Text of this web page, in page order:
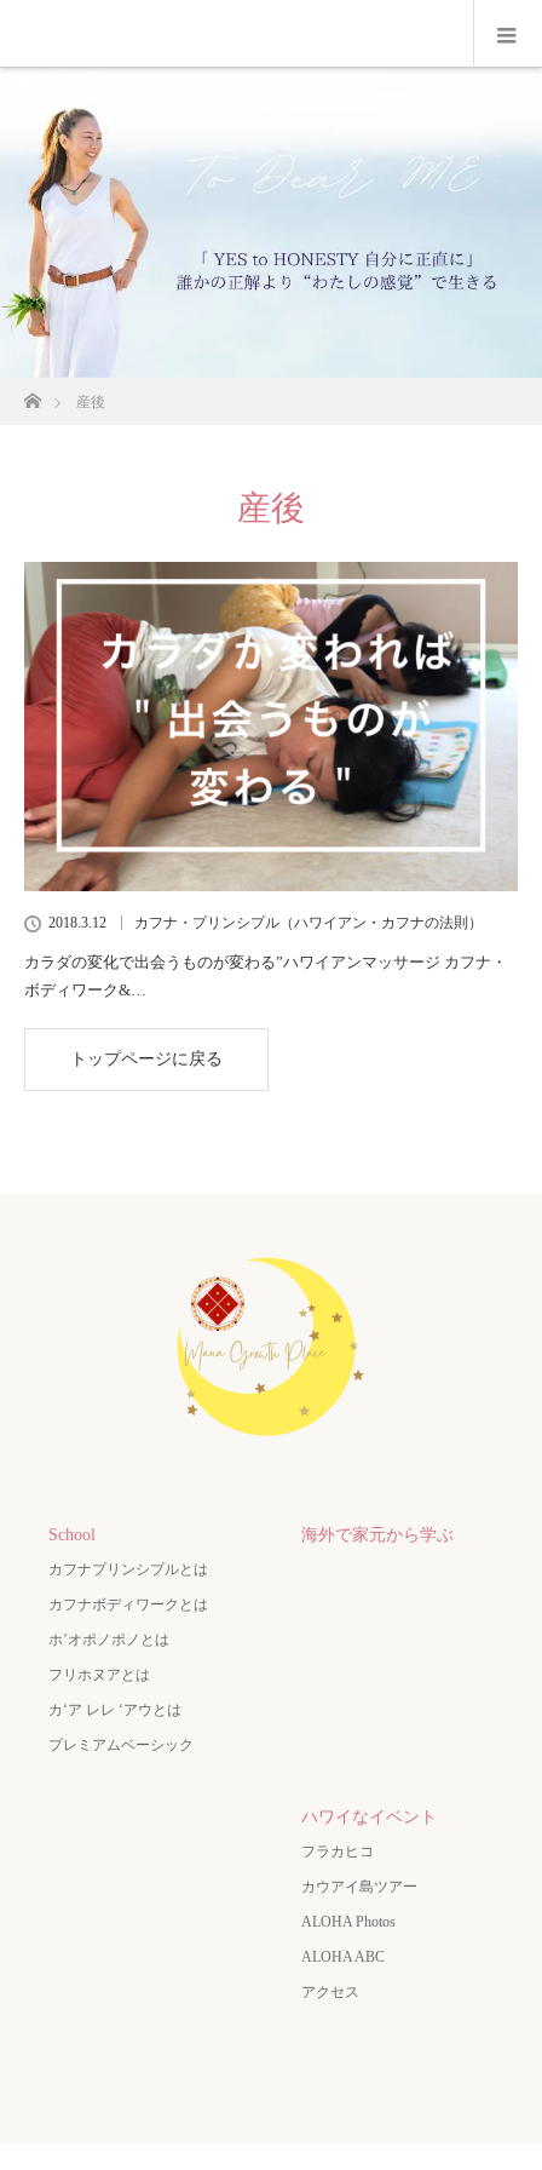
ホーム産後
産後
2018.3.12 カフナ・プリンシプル（ハワイアン・カフナの法則）
カラダの変化で出会うものが変わる”ハワイアンマッサージ カフナ・
ボディワーク&…
トップページに戻る
School
カフナプリンシプルとは
カフナボディワークとは
ホ’オポノポノとは
フリホヌアとは
カʻア レレ ʻアウとは
プレミアムベーシック
海外で家元から学ぶ
ハワイなイベント
フラカヒコ
カウアイ島ツアー
ALOHA Photos
ALOHA ABC
アクセス